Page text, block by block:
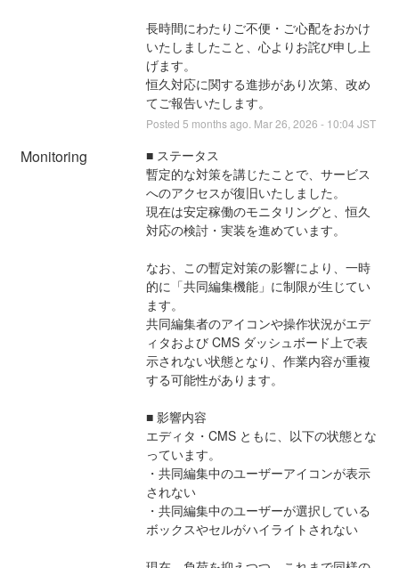
長時間にわたりご不便・ご心配をおかけ
いたしましたこと、心よりお詫び申し上
げます。
恒久対応に関する進捗があり次第、改め
てご報告いたします。
Posted 5 months ago. Mar26 2026 - 10:04 JST
Monitoring
■ ステータス
暫定的な対策を講じたことで、サービス
へのアクセスが復旧いたしました。
現在は安定稼働のモニタリングと、恒久
対応の検討・実装を進めています。
なお、この暫定対策の影響により、一時
的に「共同編集機能」に制限が生じてい
ます。
共同編集者のアイコンや操作状況がエデ
ィタおよび CMS ダッシュボード上で表
示されない状態となり、作業内容が重複
する可能性があります。
■ 影響内容
エディタ・CMS ともに、以下の状態とな
っています。
・共同編集中のユーザーアイコンが表示
されない
・共同編集中のユーザーが選択している
ボックスやセルがハイライトされない